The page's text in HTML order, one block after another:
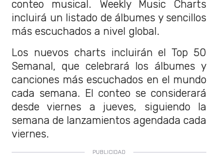
conteo musical. Weekly Music Charts
incluirá un listado de álbumes y sencillos
más escuchados a nivel global.
Los nuevos charts incluirán el Top 50
Semanal, que celebrará los álbumes y
canciones más escuchados en el mundo
cada semana. El conteo se considerará
desde viernes a jueves, siguiendo la
semana de lanzamientos agendada cada
viernes.